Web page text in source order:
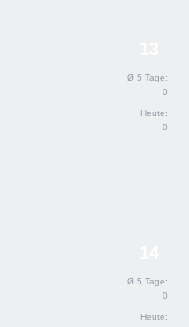
Ø 5 Tage:
0
Heute:
0
Ø 5 Tage:
0
Heute: